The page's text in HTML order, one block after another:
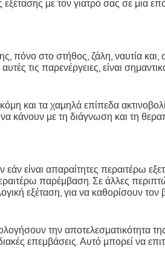
με τον γιατρό σας σε μια
στο στήθος, ζάλη, ναυτία
τις παρενέργειες, είναι
και τα χαμηλά επίπεδα
κάνουν με τη διάγνωση και τη
είναι απαραίτητες περαιτέρω
παρέμβαση. Σε άλλες
εξέταση, για να καθορίσουν
την αποτελεσματικότητα
επεμβάσεις. Αυτό μπορεί να